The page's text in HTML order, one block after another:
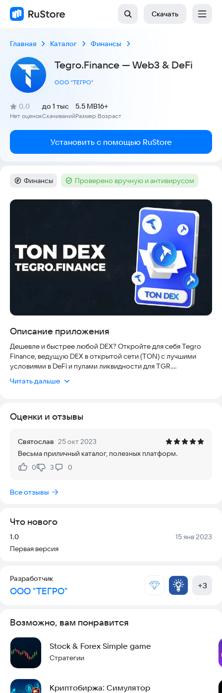
Скачать
Главная Каталог Финансы
Tegro.Finance — Web3 & DeFi
ООО "ТЕГРО"
Рейтинг:
0,0
(
Нет оценок
)
Скачиваний
до 1 тыс
Размер
5.5 MB
Возраст
16+
Установить с помощью RuStore
Категория:
Финансы Тег :Проверено вручную и антивирусом
Скриншоты
Описание приложения
Дешевле и быстрее любой DEX? Откройте для себя Tegro
Finance, ведущую DEX в открытой сети (TON) с лучшими
условиями в DeFi и пулами ликвидности для TGR.
Tegro.Finance — популярная децентрализованная биржа
Читать дальше
Оценки и отзывы
Святослав 25 окт 2023
Весьма приличный каталог, полезных платформ.
Нравится:
0Не нравится:
3 0
Все отзывы
Что нового
Версия:
1.0 Дата:
15 янв 2023
Первая версия
Разработчик
ООО "ТЕГРО" +3
Возможно, вам понравится
Stock & Forex Simple game
Стратегии
Криптобиржа: Симулятор